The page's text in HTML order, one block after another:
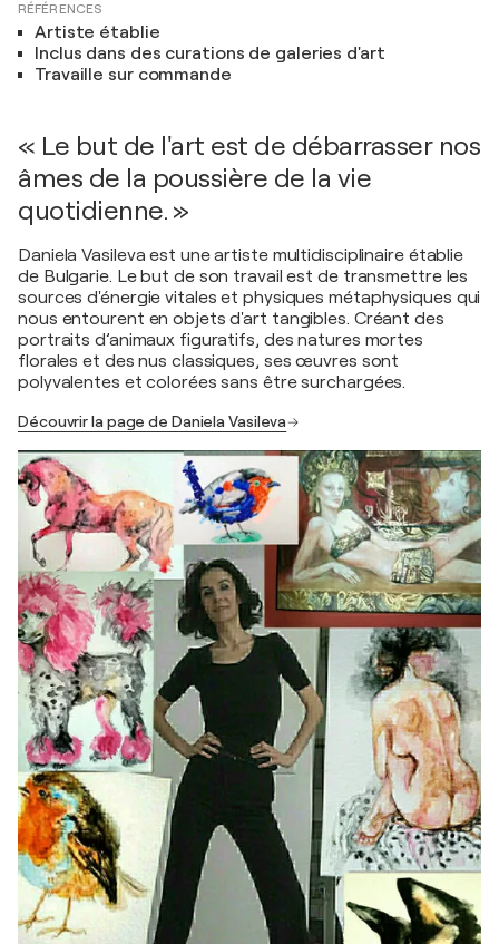
RÉFÉRENCES
Artiste établie
Inclus dans des curations de galeries d'art
Travaille sur commande
« Le but de l'art est de débarrasser nos
âmes de la poussière de la vie
quotidienne. »
Daniela Vasileva est une artiste multidisciplinaire établie
de Bulgarie. Le but de son travail est de transmettre les
sources d'énergie vitales et physiques métaphysiques qui
nous entourent en objets d'art tangibles. Créant des
portraits d’animaux figuratifs, des natures mortes
florales et des nus classiques, ses œuvres sont
polyvalentes et colorées sans être surchargées.
Découvrir la page de Daniela Vasileva